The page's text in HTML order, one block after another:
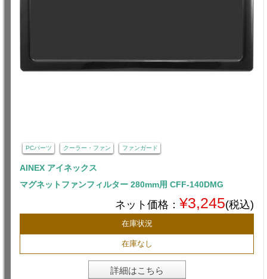
PCパーツ クーラー・ファン ファンガード
AINEX アイネックス
マグネットファンフィルター 280mm用 CFF-140DMG
ネット価格： ¥3,245(税込)
在庫状況
在庫なし
詳細はこちら